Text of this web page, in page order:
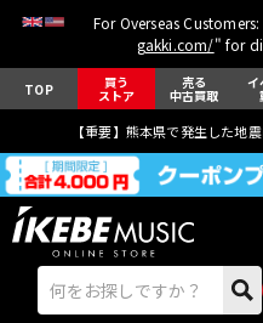
For Overseas
gakki.com/" for
TOP 買う
ストア
売る
中古買取
イ
【重要】熊本県で発生した地